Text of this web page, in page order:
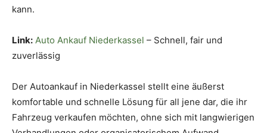
kann.
Link: Auto Ankauf Niederkassel – Schnell, fair und
zuverlässig
Der Autoankauf in Niederkassel stellt eine äußerst
komfortable und schnelle Lösung für all jene dar, die ihr
Fahrzeug verkaufen möchten, ohne sich mit langwierigen